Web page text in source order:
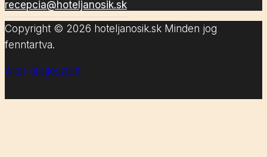
recepcia@hoteljanosik.sk
Copyright © 2026 hoteljanosik.sk Minden jog
fenntartva.
Által kifejlesztett